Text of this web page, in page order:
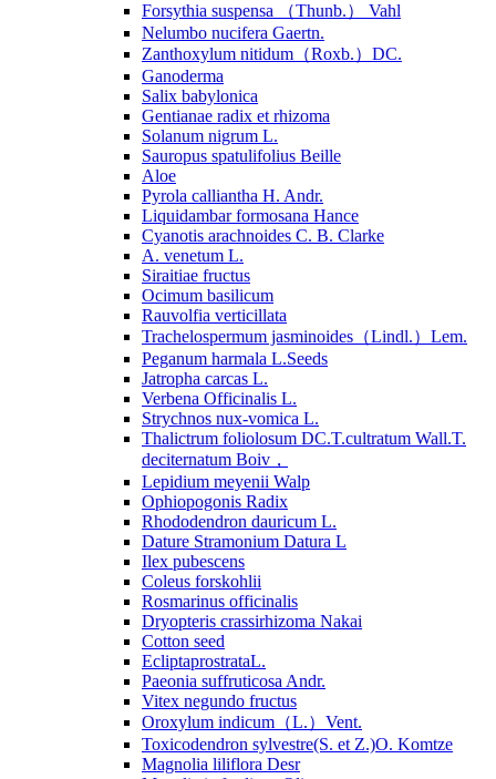
Forsythia suspensa （Thunb.） Vahl
Nelumbo nucifera Gaertn.
Zanthoxylum nitidum（Roxb.）DC.
Ganoderma
Salix babylonica
Gentianae radix et rhizoma
Solanum nigrum L.
Sauropus spatulifolius Beille
Aloe
Pyrola calliantha H. Andr.
Liquidambar formosana Hance
Cyanotis arachnoides C. B. Clarke
A. venetum L.
Siraitiae fructus
Ocimum basilicum
Rauvolfia verticillata
Trachelospermum jasminoides（Lindl.）Lem.
Peganum harmala L.Seeds
Jatropha carcas L.
Verbena Officinalis L.
Strychnos nux-vomica L.
Thalictrum foliolosum DC.T.cultratum Wall.T.
deciternatum Boiv，
Lepidium meyenii Walp
Ophiopogonis Radix
Rhododendron dauricum L.
Dature Stramonium Datura L
Ilex pubescens
Coleus forskohlii
Rosmarinus officinalis
Dryopteris crassirhizoma Nakai
Cotton seed
EcliptaprostrataL.
Paeonia suffruticosa Andr.
Vitex negundo fructus
Oroxylum indicum（L.）Vent.
Toxicodendron sylvestre(S. et Z.)O. Komtze
Magnolia liliflora Desr